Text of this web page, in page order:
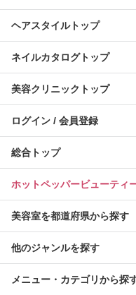
ヘアスタイルトップ
ネイルカタログトップ
美容クリニックトップ
ログイン / 会員登録
総合トップ
ホットペッパービューティ
美容室を都道府県から探す
他のジャンルを探す
メニュー・カテゴリから探